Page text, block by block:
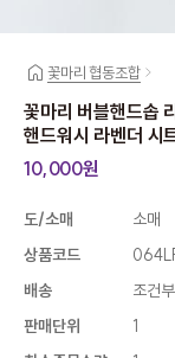
꽃마리 협동조합
꽃마리 버블핸드솝
핸드워시 라벤더 시
10,000원
도/소매
소매
상품코드
배송
조건
판매단위
1